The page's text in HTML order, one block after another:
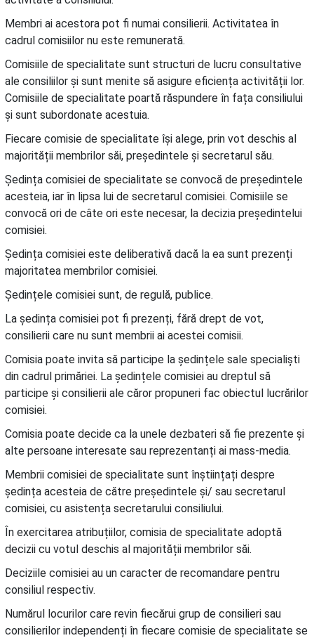
Membri ai acestora pot fi numai consilierii. Activitatea în
cadrul comisiilor nu este remunerată.
Comisiile de specialitate sunt structuri de lucru consultative
ale consiliilor și sunt menite să asigure eficiența activității lor.
Comisiile de specialitate poartă răspundere în fața consiliului
și sunt subordonate acestuia.
Fiecare comisie de specialitate își alege, prin vot deschis al
majorității membrilor săi, președintele și secretarul său.
Ședința comisiei de specialitate se convocă de președintele
acesteia, iar în lipsa lui de secretarul comisiei. Comisiile se
convocă ori de câte ori este necesar, la decizia președintelui
comisiei.
Ședința comisiei este deliberativă dacă la ea sunt prezenți
majoritatea membrilor comisiei.
Ședințele comisiei sunt, de regulă, publice.
La ședința comisiei pot fi prezenți, fără drept de vot,
consilierii care nu sunt membrii ai acestei comisii.
Comisia poate invita să participe la ședințele sale specialiști
din cadrul primăriei. La ședințele comisiei au dreptul să
participe și consilierii ale căror propuneri fac obiectul lucrărilor
comisiei.
Comisia poate decide ca la unele dezbateri să fie prezente și
alte persoane interesate sau reprezentanți ai mass-media.
Membrii comisiei de specialitate sunt înștiințați despre
ședința acesteia de către președintele și/ sau secretarul
comisiei, cu asistența secretarului consiliului.
În exercitarea atribuțiilor, comisia de specialitate adoptă
decizii cu votul deschis al majorității membrilor săi.
Deciziile comisiei au un caracter de recomandare pentru
consiliul respectiv.
Numărul locurilor care revin fiecărui grup de consilieri sau
consilierilor independenți în fiecare comisie de specialitate se